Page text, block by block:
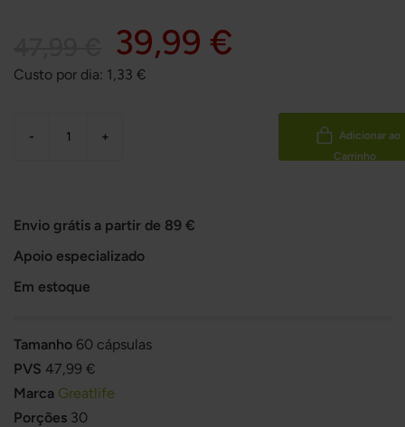
39,99 €
Custo por dia: 1,33 €
- +
Adicionar ao
Carrinho
Envio grátis a partir de 89 €
Apoio especializado
Em estoque
Tamanho 60 cápsulas
PVS 47,99 €
Marca Greatlife
Porções 30